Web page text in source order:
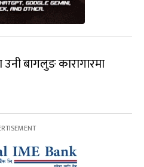
बागलुङ कारागारमा